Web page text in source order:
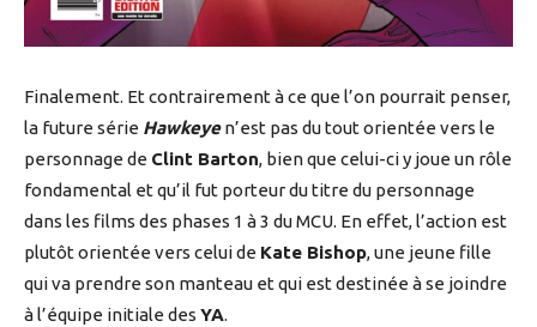
Finalement. Et contrairement à ce que l’on pourrait penser,
la future série Hawkeyen’est pas du tout orientée vers le
personnage de Clint Barton, bien que celui-ci y joue un rôle
fondamental et qu’il fut porteur du titre du personnage
dans les films des phases 1 à 3 du MCU. En effet, l’action est
plutôt orientée vers celui de Kate Bishop, une jeune fille
qui va prendre son manteau et qui est destinée à se joindre
à l’équipe initiale des YA.